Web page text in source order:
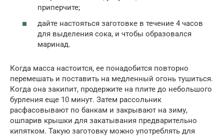
приперчите;
дайте настояться заготовке в течение 4 часов
для выделения сока, и чтобы образовался
маринад.
Когда масса настоится, ее понадобится повторно
перемешать и поставить на медленный огонь тушиться.
Когда она закипит, продержите на плите до небольшого
бурления еще 10 минут. Затем рассольник
расфасовывают по банкам и закрывают на зиму,
ошпарив крышки для закатывания предварительно
кипятком. Такую заготовку можно употреблять для